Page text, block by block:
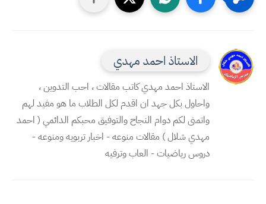
الاستاذ احمد مهدي
الاستاذ احمد مهدي كاتب مقالات ، احب التدوين ،
واحاول بكل جهد ان اقدم لكل الطلاب ما هو مفيد لهم
واتمنى لكم دوام النجاح والتوفيق محبكم الدائمي ( احمد
مهدي شلال ) مقالات منوعه - اخبار تربويه ومنوعه -
دروس رياضيات - العاب وترفيه